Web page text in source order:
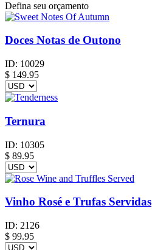
Defina seu orçamento
Doces Notas de Outono
ID: 10029
$ 149.95
Ternura
ID: 10305
$ 89.95
Vinho Rosé e Trufas Servidas
ID: 2126
$ 99.95